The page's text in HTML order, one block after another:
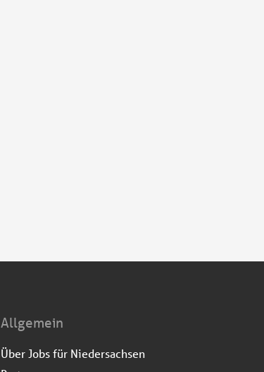
Allgemein
Über Jobs für Niedersachsen